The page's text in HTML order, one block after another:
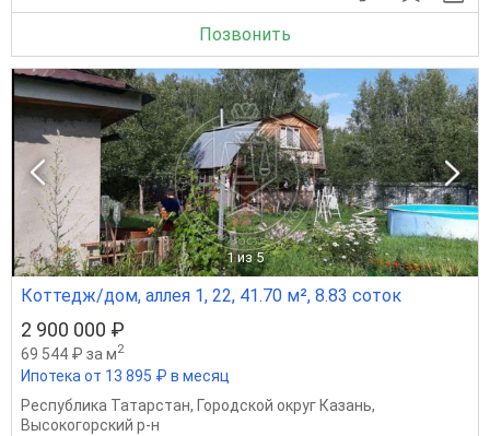
Позвонить
1 из 5
Коттедж/дом, аллея 1, 22, 41.70 м², 8.83 соток
2 900 000 ₽
69 544 ₽ за м2
Ипотека от 13 895 ₽ в месяц
Республика Татарстан, Городской округ Казань,
Высокогорский р-н